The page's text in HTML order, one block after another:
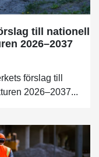
till nationell
2026–2037
förslag till
2026–2037...